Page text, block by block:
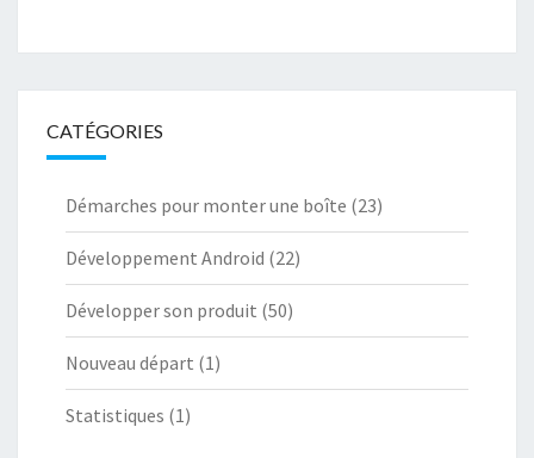
CATÉGORIES
Démarches pour monter une boîte (23)
Développement Android (22)
Développer son produit (50)
Nouveau départ (1)
Statistiques (1)